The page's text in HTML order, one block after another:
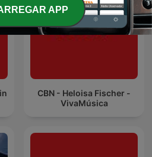
CBN - Heloisa Fischer -
VivaMúsica
APP